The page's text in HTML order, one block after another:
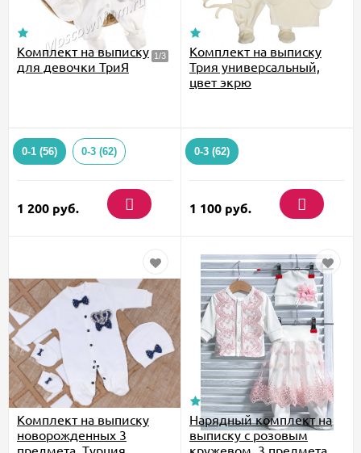
Комплект на выписку
для девочки ТриЯ
0-1 (56) 0-3 (62)
1 200 руб.
Комплект на выписку
Трия универсальный,
цвет экрю
0-3 (62)
1 100 руб.
Комплект на выписку
новорожденных 3
предмета, Турция
Нарядный комплект на
выписку с розовым
кружевом, 3 предмета